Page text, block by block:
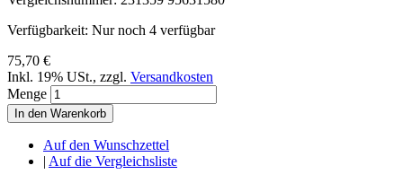
Verfügbarkeit: Nur noch 4 verfügbar
75,70 €
Inkl. 19% USt., zzgl. Versandkosten
Menge
In den Warenkorb
Auf den Wunschzettel
| Auf die Vergleichsliste